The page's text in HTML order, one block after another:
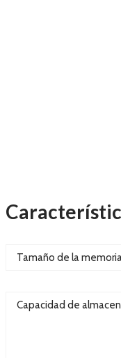
Tamaño de la
Capacidad de